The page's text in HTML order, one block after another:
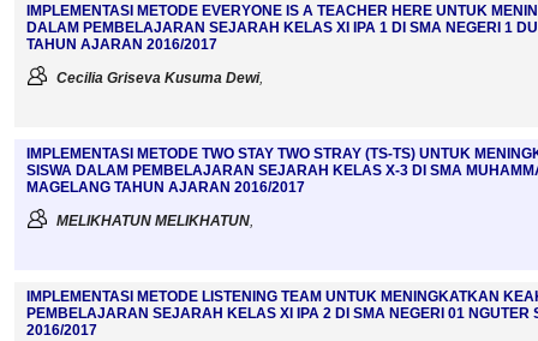
IMPLEMENTASI METODE EVERYONE IS A TEACHER HERE UNTUK
DALAM PEMBELAJARAN SEJARAH KELAS XI IPA 1 DI SMA NEGERI 1
TAHUN AJARAN 2016/2017
Cecilia Griseva Kusuma Dewi,
IMPLEMENTASI METODE TWO STAY TWO STRAY (TS-TS) UNTUK
SISWA DALAM PEMBELAJARAN SEJARAH KELAS X-3 DI SMA
MAGELANG TAHUN AJARAN 2016/2017
MELIKHATUN MELIKHATUN,
IMPLEMENTASI METODE LISTENING TEAM UNTUK MENINGKATKAN
PEMBELAJARAN SEJARAH KELAS XI IPA 2 DI SMA NEGERI 01
2016/2017